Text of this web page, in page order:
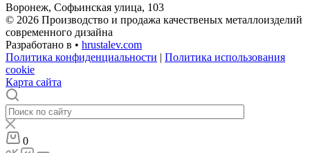
Воронеж, Софьинская улица, 103
© 2026 Производство и продажа качественых металлоизделий
современного дизайна
Разработано в • hrustalev.com
Политика конфиденциальности | Политика использования
cookie
Карта сайта
0